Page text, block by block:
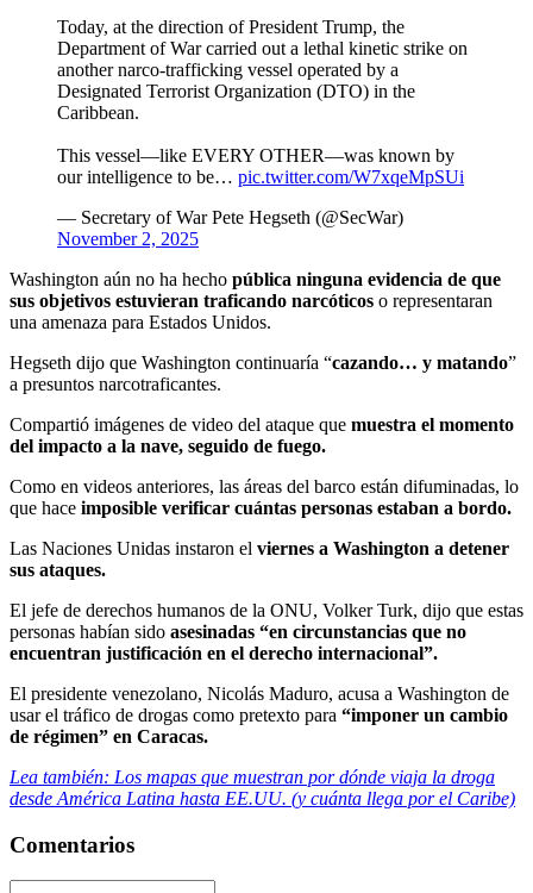
Today, at the direction of President Trump, the
Department of War carried out a lethal kinetic strike on
another narco-trafficking vessel operated by a
Designated Terrorist Organization (DTO) in the
Caribbean.
This vessel—like EVERY OTHER—was known by
our intelligence to be… pic.twitter.com/W7xqeMpSUi
— Secretary of War Pete Hegseth (@SecWar)
November 2, 2025
Washington aún no ha hecho pública ninguna evidencia de que
sus objetivos estuvieran traficando narcóticos o representaran
una amenaza para Estados Unidos.
Hegseth dijo que Washington continuaría “cazando… y matando”
a presuntos narcotraficantes.
Compartió imágenes de video del ataque que muestra el momento
del impacto a la nave, seguido de fuego.
Como en videos anteriores, las áreas del barco están difuminadas, lo
que hace imposible verificar cuántas personas estaban a bordo.
Las Naciones Unidas instaron el viernes a Washington a detener
sus ataques.
El jefe de derechos humanos de la ONU, Volker Turk, dijo que estas
personas habían sido asesinadas “en circunstancias que no
encuentran justificación en el derecho internacional”.
El presidente venezolano, Nicolás Maduro, acusa a Washington de
usar el tráfico de drogas como pretexto para “imponer un cambio
de régimen” en Caracas.
Lea también: Los mapas que muestran por dónde viaja la droga
desde América Latina hasta EE.UU. (y cuánta llega por el Caribe)
Comentarios